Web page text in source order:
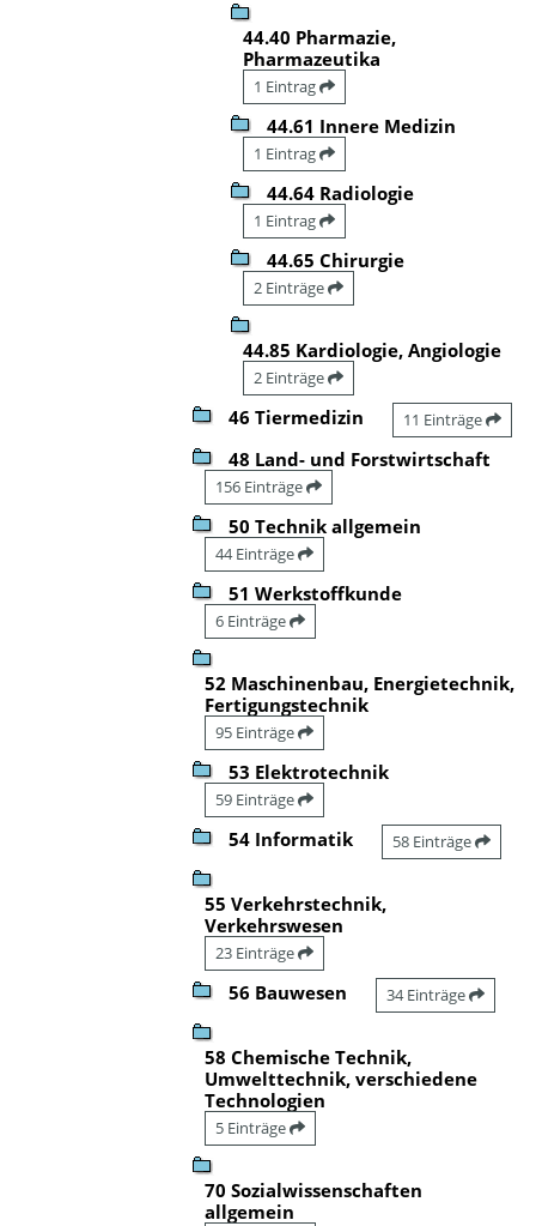
44.40 Pharmazie,
Pharmazeutika
1 Eintrag
44.61 Innere Medizin
1 Eintrag
44.64 Radiologie
1 Eintrag
44.65 Chirurgie
2 Einträge
44.85 Kardiologie, Angiologie
2 Einträge
46 Tiermedizin 11 Einträge
48 Land- und Forstwirtschaft
156 Einträge
50 Technik allgemein
44 Einträge
51 Werkstoffkunde
6 Einträge
52 Maschinenbau, Energietechnik,
Fertigungstechnik
95 Einträge
53 Elektrotechnik
59 Einträge
54 Informatik 58 Einträge
55 Verkehrstechnik,
Verkehrswesen
23 Einträge
56 Bauwesen 34 Einträge
58 Chemische Technik,
Umwelttechnik, verschiedene
Technologien
5 Einträge
70 Sozialwissenschaften
allgemein